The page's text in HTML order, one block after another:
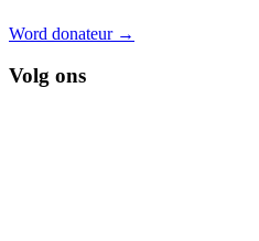
Word donateur →
Volg ons